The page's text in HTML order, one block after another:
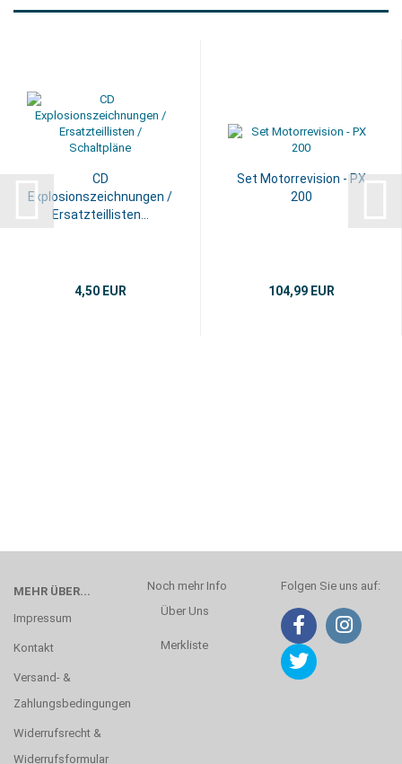
CD
Explosionszeichnungen /
Ersatzteillisten...
4,50 EUR
Set Motorrevision - PX
200
104,99 EUR
MEHR ÜBER...
Impressum
Kontakt
Versand- &
Zahlungsbedingungen
Widerrufsrecht &
Widerrufsformular
Noch mehr Info
Über Uns
Merkliste
Folgen Sie uns auf: